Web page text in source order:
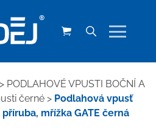
> PODLAHOVÉ VPUSTI BOČNÍ A
černé > Podlahová vpusť
mřížka GATE černá